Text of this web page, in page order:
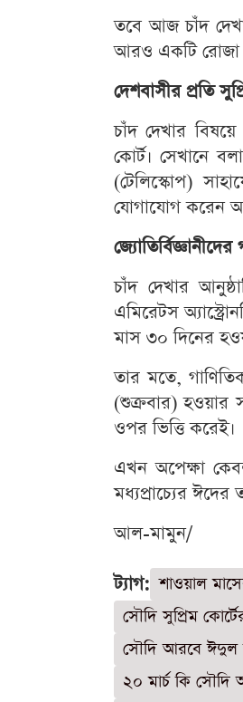
তবে আজ চাঁদ
আরও একটি রোজা
দেশবাসীর প্রতি
চাঁদ দেখার
কোর্ট। সেখানে
(টেলিস্কোপ)
যোগাযোগ করেন
চাঁদ দেখার
এমিরেটস
মাস ৩০ দিনের
তার মতে,
(শুক্রবার) হওয়ার
ওপর ভিত্তি করেই।
এখন অপেক্ষা
মধ্যপ্রাচ্যের ঈদের
আল-মামুন/
ট্যাগ: শাওয়াল
সৌদি সুপ্রিম
সৌদি আরবে ঈদুল
২০ মার্চ কি